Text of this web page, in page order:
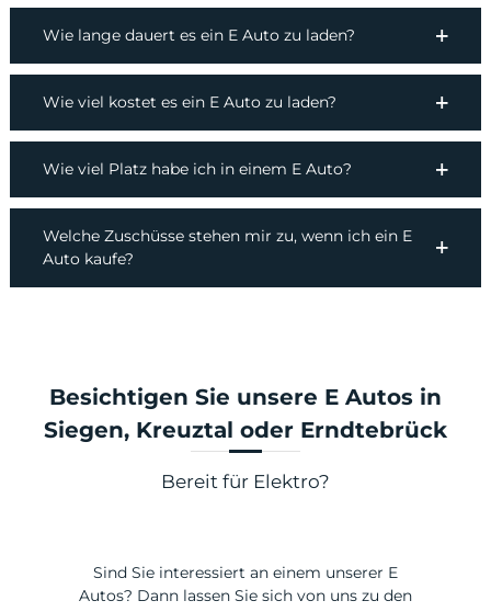
Wie lange dauert es ein E Auto zu laden?
Wie viel kostet es ein E Auto zu laden?
Wie viel Platz habe ich in einem E Auto?
Welche Zuschüsse stehen mir zu, wenn ich ein E
Auto kaufe?
Besichtigen Sie unsere E Autos in
Siegen, Kreuztal oder Erndtebrück
Bereit für Elektro?
Sind Sie interessiert an einem unserer E
Autos? Dann lassen Sie sich von uns zu den